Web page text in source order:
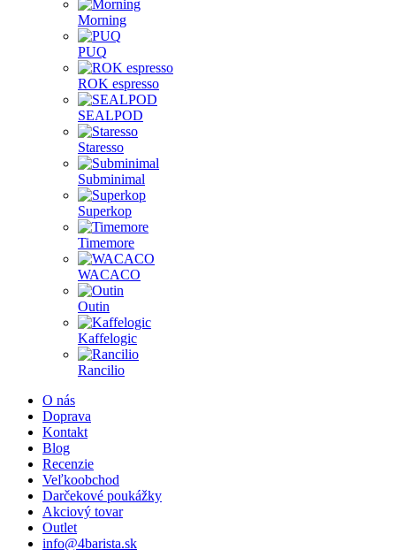
Morning
PUQ
ROK espresso
SEALPOD
Staresso
Subminimal
Superkop
Timemore
WACACO
Outin
Kaffelogic
Rancilio
O nás
Doprava
Kontakt
Blog
Recenzie
Veľkoobchod
Darčekové poukážky
Akciový tovar
Outlet
info@4barista.sk